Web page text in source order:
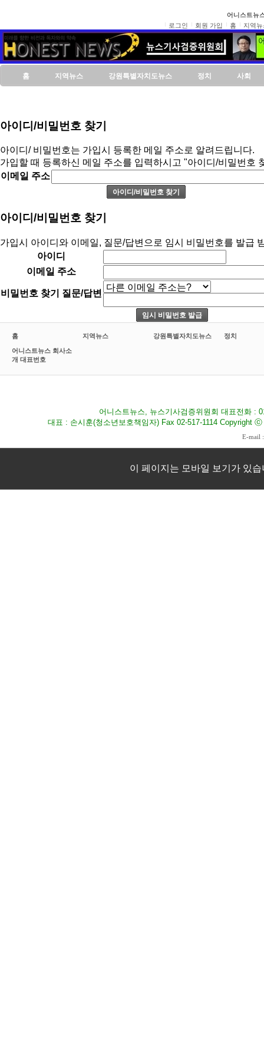
어니스트뉴
로그인
회원 가입 홈 지역뉴
홈 지역뉴스 강원특별자치도뉴스 정치 사회
아이디/비밀번호 찾기
아이디/ 비밀번호는 가입시 등록한 메일 주소로 알려드립니다.
가입할 때 등록하신 메일 주소를 입력하시고 "아이디/비밀번호
이메일 주소
아이디/비밀번호 찾기
가입시 아이디와 이메일, 질문/답변으로 임시 비밀번호를 발급
아이디
이메일 주소
비밀번호 찾기 질문/답변
홈 지역뉴스 강원특별자치도뉴스 정치
어니스트뉴스 회사소
개 대표번호
어니스트뉴스, 뉴스기사검증위원회 대표전화 :
대표 : 손시훈(청소년보호책임자) Fax 02-517-1114 Copyright
E-mail
이 페이지는 모바일 보기가 있